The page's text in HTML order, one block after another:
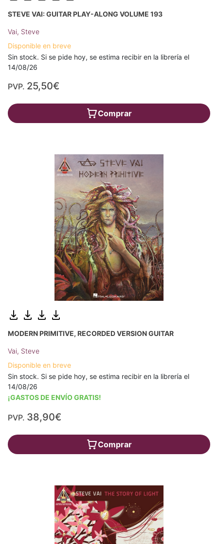
STEVE VAI: GUITAR PLAY-ALONG VOLUME 193
Vai, Steve
Disponible en breve
Sin stock. Si se pide hoy, se estima recibir en la librería el
14/08/26
PVP. 25,50€
Comprar
MODERN PRIMITIVE, RECORDED VERSION GUITAR
Vai, Steve
Disponible en breve
Sin stock. Si se pide hoy, se estima recibir en la librería el
14/08/26
¡GASTOS DE ENVÍO GRATIS!
PVP. 38,90€
Comprar